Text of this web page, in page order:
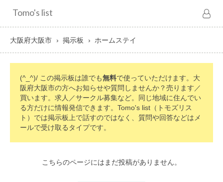
Tomo's list
大阪府大阪市 掲示板 ホームステイ
(^_^)/ この掲示板は誰でも無料で使っていただけます。大
阪府大阪市の方へお知らせや質問しませんか？売ります／
買います。求人／サークル募集など。同じ地域に住んでい
る方だけに情報発信できます。Tomo's list（トモズリス
ト）では掲示板上で話すのではなく、質問や回答などはメ
ールで受け取るタイプです。
こちらのページにはまだ投稿がありません。